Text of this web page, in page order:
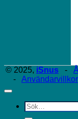
© 2025, iSnus -
- Användarvillkor
Sök
efter: